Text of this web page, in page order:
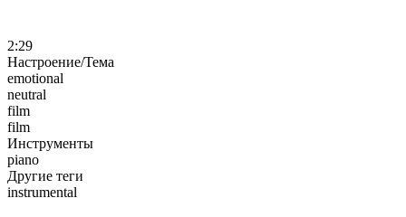
2:29
Настроение/Тема
emotional
neutral
film
film
Инструменты
piano
Другие теги
instrumental